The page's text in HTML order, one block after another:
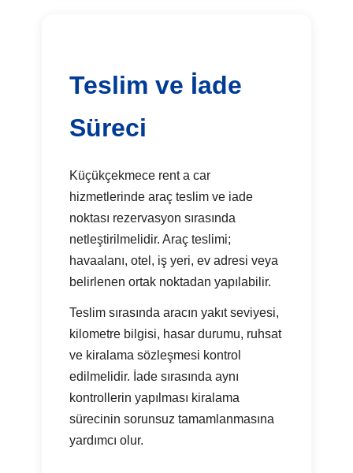
Teslim ve İade
Süreci
Küçükçekmece rent a car
hizmetlerinde araç teslim ve iade
noktası rezervasyon sırasında
netleştirilmelidir. Araç teslimi;
havaalanı, otel, iş yeri, ev adresi veya
belirlenen ortak noktadan yapılabilir.
Teslim sırasında aracın yakıt seviyesi,
kilometre bilgisi, hasar durumu, ruhsat
ve kiralama sözleşmesi kontrol
edilmelidir. İade sırasında aynı
kontrollerin yapılması kiralama
sürecinin sorunsuz tamamlanmasına
yardımcı olur.